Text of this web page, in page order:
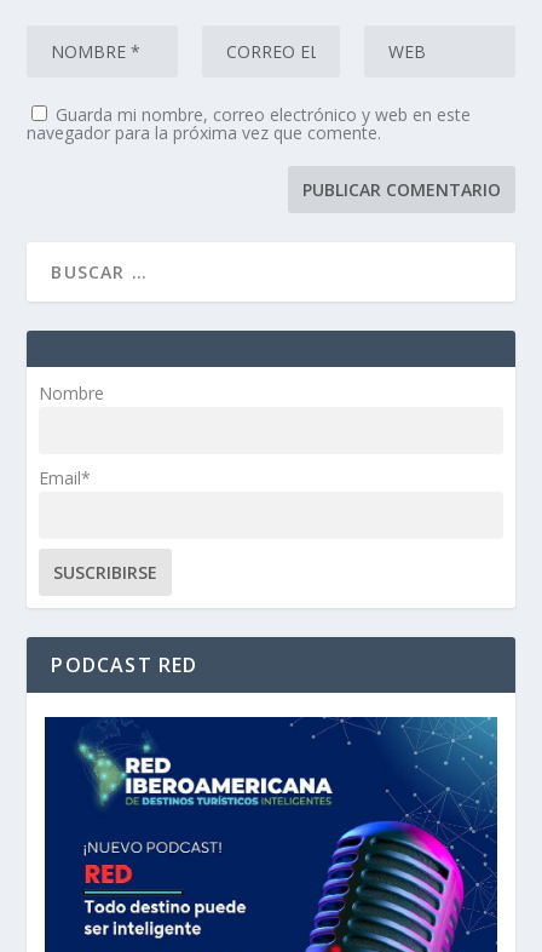
Guarda mi nombre, correo electrónico y web en este
navegador para la próxima vez que comente.
Nombre
Email*
PODCAST RED